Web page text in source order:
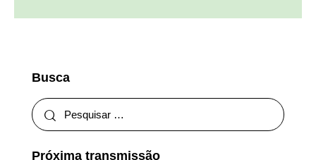
Busca
Próxima transmissão